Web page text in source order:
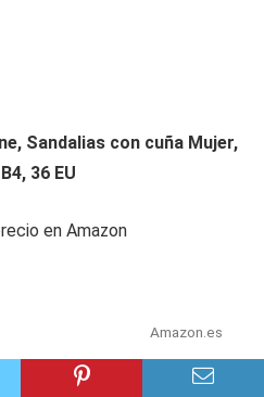
Sandalias con cuña Mujer,
36 EU
en Amazon
Amazon.es